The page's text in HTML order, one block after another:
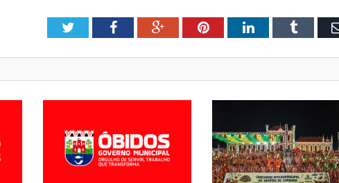
TwitterFacebookGoogle+PinterestLinkedInTumblr